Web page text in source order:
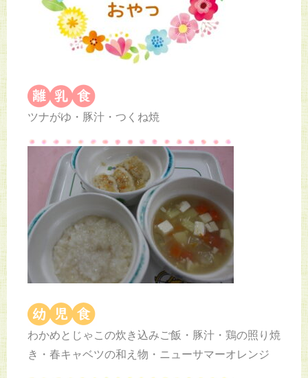
ツナがゆ・豚汁・つくね焼
わかめとじゃこの炊き込みご飯・豚汁・鶏の照り焼
き・春キャベツの和え物・ニューサマーオレンジ